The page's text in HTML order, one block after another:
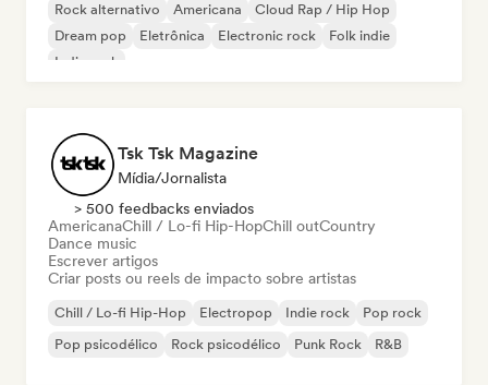
Rock alternativo Americana
Cloud Rap / Hip Hop
Dream pop
Eletrônica Electronic rock
Folk indie
Indie rock
Tsk Tsk Magazine
Mídia/Jornalista
> 500 feedbacks enviados
AmericanaChill / Lo-fi Hip-HopChill outCountry
Dance music
Escrever artigos
Criar posts ou reels de impacto sobre artistas
Chill / Lo-fi Hip-Hop Electropop Indie rock
Pop rock
Pop psicodélico
Rock psicodélico Punk Rock R&B